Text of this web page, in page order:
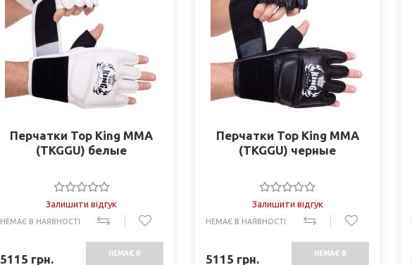
Перчатки Top King ММА
(TKGGU) белые
Залишити відгук
НЕМАЄ В НАЯВНОСТІ
5115 грн. НЕМАЄ В
Перчатки Top King ММА
(TKGGU) черные
Залишити відгук
НЕМАЄ В НАЯВНОСТІ
5115 грн. НЕМАЄ В